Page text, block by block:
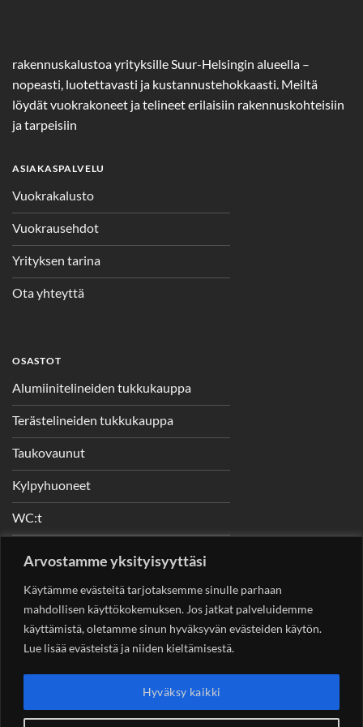
Arvostamme yksityisyyttäsi
Käytämme evästeitä tarjotaksemme sinulle parhaan
mahdollisen käyttökokemuksen. Jos jatkat palveluidemme
käyttämistä, oletamme sinun hyväksyvän evästeiden käytön.
Lue lisää evästeistä ja niiden kieltämisestä.
Hyväksy kaikki
rakennuskalustoa yrityksille Suur-Helsingin alueella –
nopeasti, luotettavasti ja kustannustehokkaasti. Meiltä
löydät vuokrakoneet ja telineet erilaisiin rakennuskohteisiin
ja tarpeisiin
ASIAKASPALVELU
Vuokrakalusto
Vuokrausehdot
Yrityksen tarina
Ota yhteyttä
OSASTOT
Alumiinitelineiden tukkukauppa
Terästelineiden tukkukauppa
Taukovaunut
Kylpyhuoneet
WC:t
YHTEYSTIEDOT
Helsingin Rakennuskonevuokraus OySotungintie 449,
00890 Helsinki 0400 99 53 63
asiakaspalvelu@rakennuskonevuokraus.fi